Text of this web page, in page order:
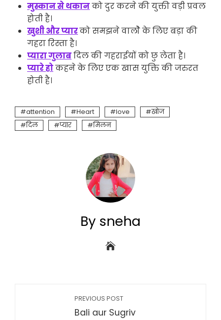
मुस्कान से थकानको दुर करने की युक्ती वड़ी प्रवल
होती है।
खुशी और प्यारको समझने वालोे के लिए बड़ा की
गहरा रिस्ता है।
प्यारा गुलाबदिल की गहराईयों को छु लेता है।
प्यारे होकहने के लिए एक खास युक्ति की जरुरत
होती है।
attention Heart love
खोज
दिल
प्यार मिलन
By sneha
PREVIOUS POST
Bali aur Sugriv